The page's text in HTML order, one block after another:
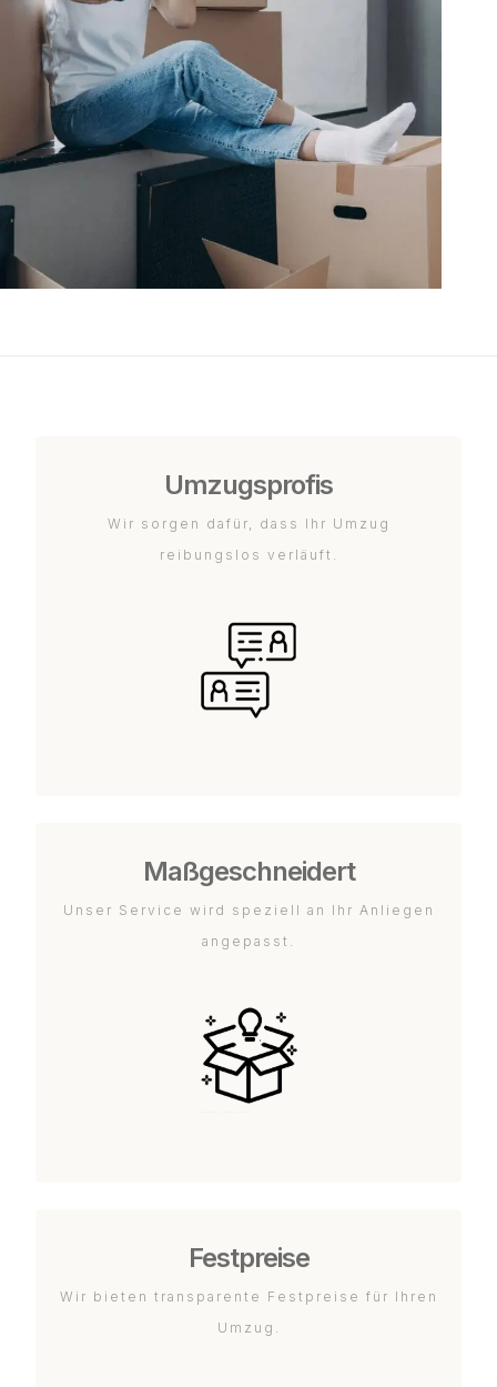
Umzugsprofis
Wir sorgen dafür, dass Ihr Umzug
reibungslos verläuft.
Maßgeschneidert
Unser Service wird speziell an Ihr Anliegen
angepasst.
Festpreise
Wir bieten transparente Festpreise für Ihren
Umzug.